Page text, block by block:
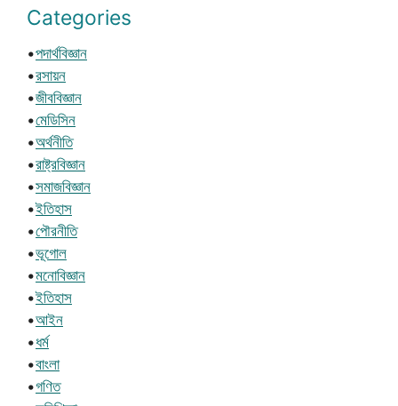
Categories
•পদার্থবিজ্ঞান
•রসায়ন
•জীববিজ্ঞান
•মেডিসিন
•অর্থনীতি
•রাষ্ট্রবিজ্ঞান
•সমাজবিজ্ঞান
•ইতিহাস
•পৌরনীতি
•ভূগোল
•মনোবিজ্ঞান
•ইতিহাস
•আইন
•ধর্ম
•বাংলা
•গণিত